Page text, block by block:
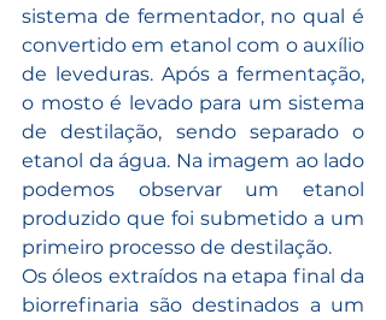
sistema de fermentador, no qual é
convertido em etanol com o auxílio
de leveduras. Após a fermentação,
o mosto é levado para um sistema
de destilação, sendo separado o
etanol da água. Na imagem ao lado
podemos observar um etanol
produzido que foi submetido a um
primeiro processo de destilação.
Os óleos extraídos na etapa final da
biorrefinaria são destinados a um